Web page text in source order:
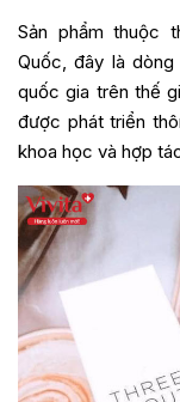
Sản phẩm thuộc
Quốc, đây là
quốc gia trên thế
được phát triển
khoa học và hợp